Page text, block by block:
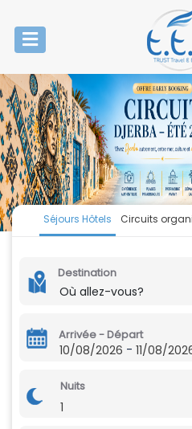
Séjours Hôtels Circuits
Destination
Où allez-vous?
Arrivée - Départ
10/08/2026 - 11/08/
Nuits
1